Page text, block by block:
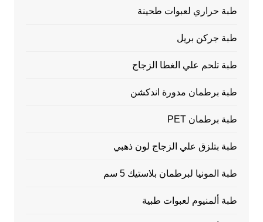
طبة حراري لعبوات طحينة
طبة جركن بريل
طبة تلحم علي الغطا الزجاج
طبة برطمان مدورة اندكشن
طبة برطمان PET
طبة بتلزق علي الزجاج لون ذهبي
طبة المونيا لبرطمان بلاستيك 5 سم
طبة ألمنيوم لعبوات طبية